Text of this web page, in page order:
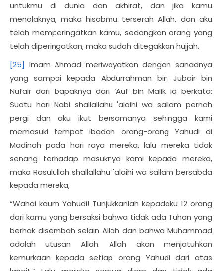
untukmu di dunia dan akhirat, dan jika kamu
menolaknya, maka hisabmu terserah Allah, dan aku
telah memperingatkan kamu, sedangkan orang yang
telah diperingatkan, maka sudah ditegakkan hujjah.
[25] Imam Ahmad meriwayatkan dengan sanadnya
yang sampai kepada Abdurrahman bin Jubair bin
Nufair dari bapaknya dari ‘Auf bin Malik ia berkata:
Suatu hari Nabi shallallahu 'alaihi wa sallam pernah
pergi dan aku ikut bersamanya sehingga kami
memasuki tempat ibadah orang-orang Yahudi di
Madinah pada hari raya mereka, lalu mereka tidak
senang terhadap masuknya kami kepada mereka,
maka Rasulullah shallallahu 'alaihi wa sallam bersabda
kepada mereka,
“Wahai kaum Yahudi! Tunjukkanlah kepadaku 12 orang
dari kamu yang bersaksi bahwa tidak ada Tuhan yang
berhak disembah selain Allah dan bahwa Muhammad
adalah utusan Allah. Allah akan menjatuhkan
kemurkaan kepada setiap orang Yahudi dari atas